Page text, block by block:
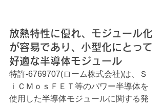
放熱特性に優れ、モジュール化
が容易であり、小型化にとって
好適な半導体モジュール
特許-6769707(ローム株式会社)は、Ｓ
ｉＣＭｏｓＦＥＴ等のパワー半導体を
使用した半導体モジュールに関する発